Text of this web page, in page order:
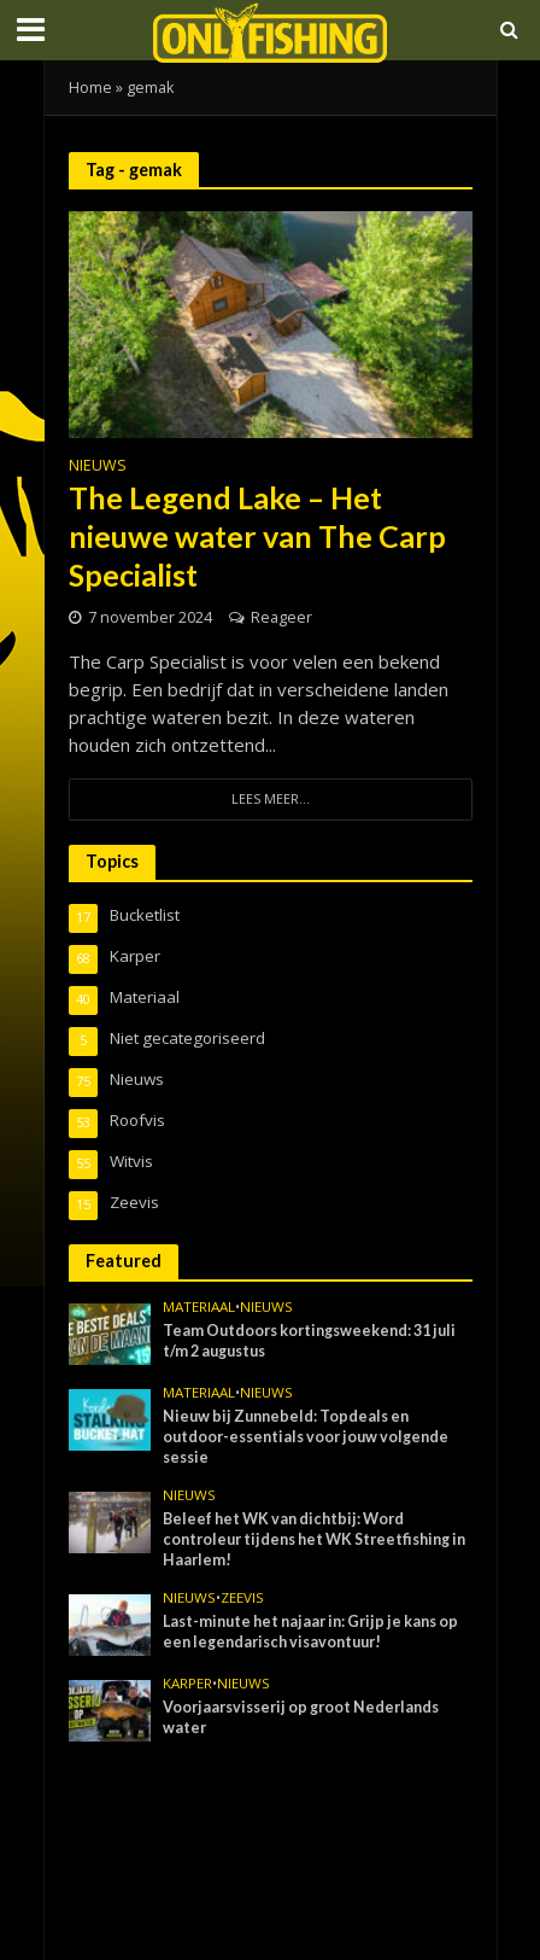
Home » gemak
Tag - gemak
NIEUWS
The Legend Lake – Het
nieuwe water van The Carp
Specialist
7 november 2024 Reageer
The Carp Specialist is voor velen een bekend
begrip. Een bedrijf dat in verscheidene landen
prachtige wateren bezit. In deze wateren
houden zich ontzettend...
LEES MEER...
Topics
Bucketlist
17
Karper
68
Materiaal
40
Niet gecategoriseerd
5
Nieuws
75
Roofvis
53
Witvis
55
Zeevis
15
Featured
MATERIAAL •NIEUWS
Team Outdoors kortingsweekend: 31 juli
t/m 2 augustus
MATERIAAL •NIEUWS
Nieuw bij Zunnebeld: Topdeals en
outdoor-essentials voor jouw volgende
sessie
NIEUWS
Beleef het WK van dichtbij: Word
controleur tijdens het WK Streetfishing in
Haarlem!
NIEUWS•ZEEVIS
Last-minute het najaar in: Grijp je kans op
een legendarisch visavontuur!
KARPER•NIEUWS
Voorjaarsvisserij op groot Nederlands
water